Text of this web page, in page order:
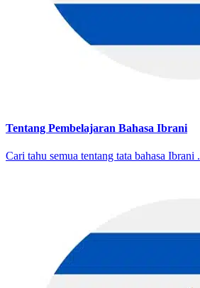
Tentang Pembelajaran Bahasa Ibrani
Cari tahu semua tentang tata bahasa Ibrani .